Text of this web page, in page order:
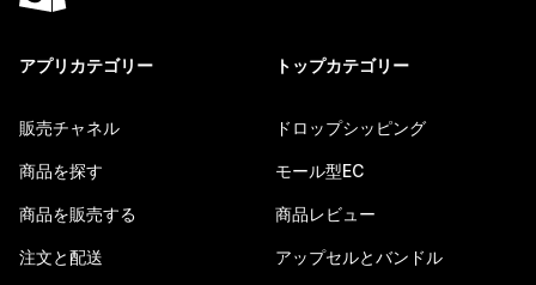
アプリカテゴリー
販売チャネル
商品を探す
商品を販売する
注文と配送
トップカテゴリー
ドロップシッピング
モール型EC
商品レビュー
アップセルとバンドル